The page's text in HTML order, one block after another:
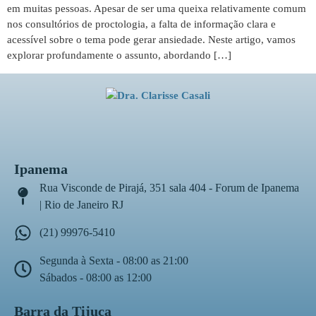
em muitas pessoas. Apesar de ser uma queixa relativamente comum
nos consultórios de proctologia, a falta de informação clara e
acessível sobre o tema pode gerar ansiedade. Neste artigo, vamos
explorar profundamente o assunto, abordando […]
Ipanema
Rua Visconde de Pirajá, 351 sala 404 - Forum de Ipanema
| Rio de Janeiro RJ
(21) 99976-5410
Segunda à Sexta - 08:00 as 21:00
Sábados - 08:00 as 12:00
Barra da Tijuca